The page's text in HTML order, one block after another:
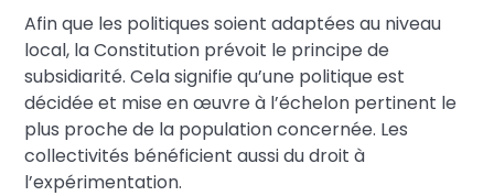
Afin que les politiques soient adaptées au niveau
local, la Constitution prévoit le principe de
subsidiarité. Cela signifie qu’une politique est
décidée et mise en œuvre à l’échelon pertinent le
plus proche de la population concernée. Les
collectivités bénéficient aussi du droit à
l’expérimentation.